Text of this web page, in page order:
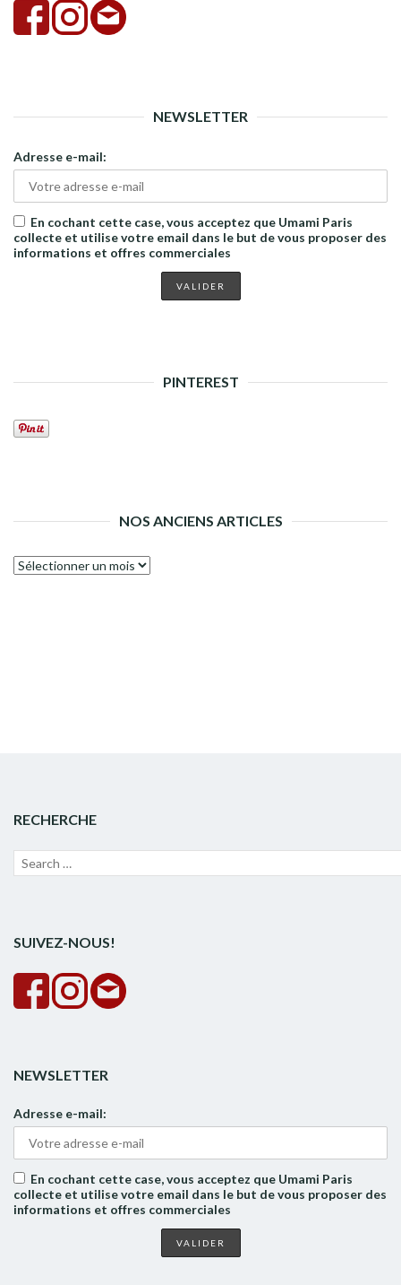
NEWSLETTER
Adresse e-mail:
En cochant cette case, vous acceptez que Umami Paris
collecte et utilise votre email dans le but de vous proposer des
informations et offres commerciales
PINTEREST
NOS ANCIENS ARTICLES
Nos
RECHERCHE
Recherche
SUIVEZ-NOUS!
NEWSLETTER
Adresse e-mail:
En cochant cette case, vous acceptez que Umami Paris
collecte et utilise votre email dans le but de vous proposer des
informations et offres commerciales